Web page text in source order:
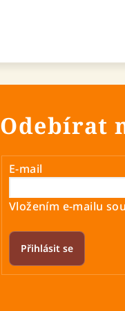
Odebírat
E-mail
Vložením e-mailu
Přihlásit se